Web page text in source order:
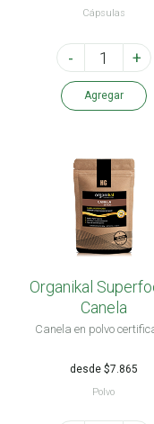
Cápsulas
- +
Agregar
Organikal
Canela
Canela en polvo
desde $7.865
Polvo